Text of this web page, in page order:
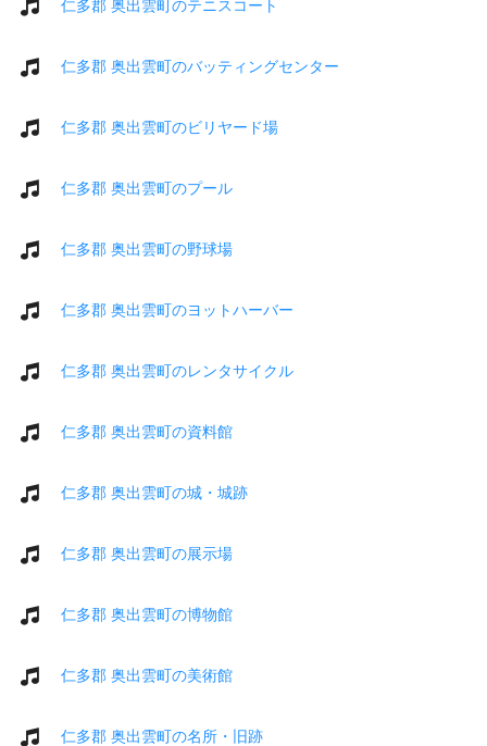
仁多郡 奥出雲町のテニスコート
仁多郡 奥出雲町のバッティングセンター
仁多郡 奥出雲町のビリヤード場
仁多郡 奥出雲町のプール
仁多郡 奥出雲町の野球場
仁多郡 奥出雲町のヨットハーバー
仁多郡 奥出雲町のレンタサイクル
仁多郡 奥出雲町の資料館
仁多郡 奥出雲町の城・城跡
仁多郡 奥出雲町の展示場
仁多郡 奥出雲町の博物館
仁多郡 奥出雲町の美術館
仁多郡 奥出雲町の名所・旧跡